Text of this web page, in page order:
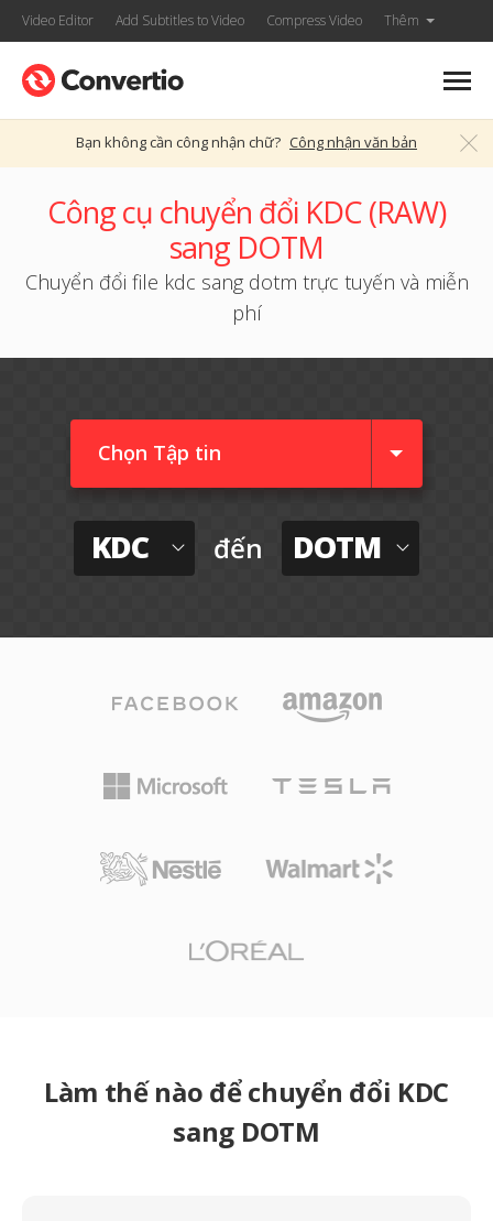
Video Editor Add Subtitles to Video Compress Video Thêm
Bạn không cần công nhận chữ? Công nhận văn bản
Công cụ chuyển đổi KDC (RAW)
sang DOTM
Chuyển đổi file kdc sang dotm trực tuyến và miễn
phí
Chọn Tập tin
KDC đến DOTM
Làm thế nào để chuyển đổi KDC
sang DOTM